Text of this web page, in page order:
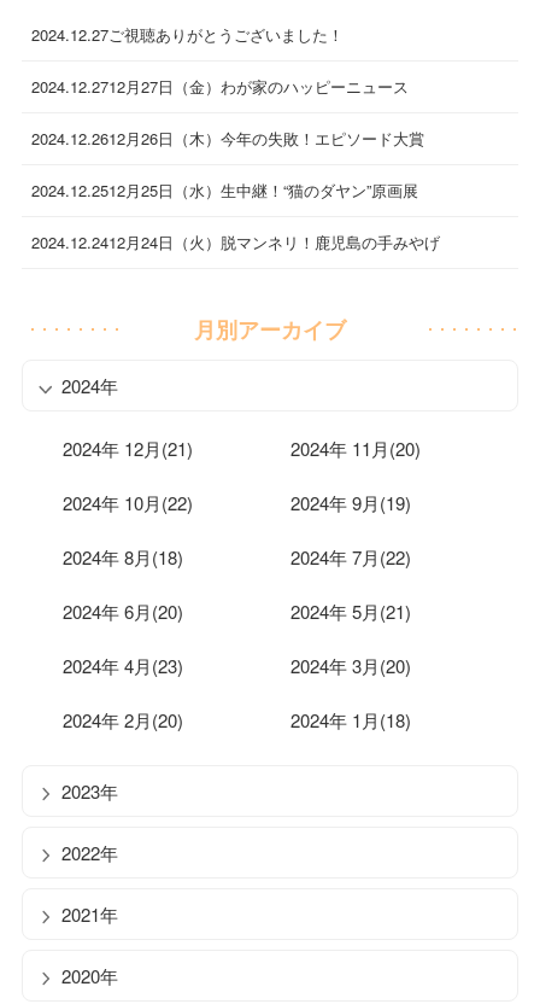
2024.12.27ご視聴ありがとうございました！
2024.12.2712月27日（金）わが家のハッピーニュース
2024.12.2612月26日（木）今年の失敗！エピソード大賞
2024.12.2512月25日（水）生中継！“猫のダヤン”原画展
2024.12.2412月24日（火）脱マンネリ！鹿児島の手みやげ
月別アーカイブ
2024年
2024年 12月(21) 2024年 11月(20)
2024年 10月(22) 2024年 9月(19)
2024年 8月(18) 2024年 7月(22)
2024年 6月(20) 2024年 5月(21)
2024年 4月(23) 2024年 3月(20)
2024年 2月(20) 2024年 1月(18)
2023年
2022年
2021年
2020年